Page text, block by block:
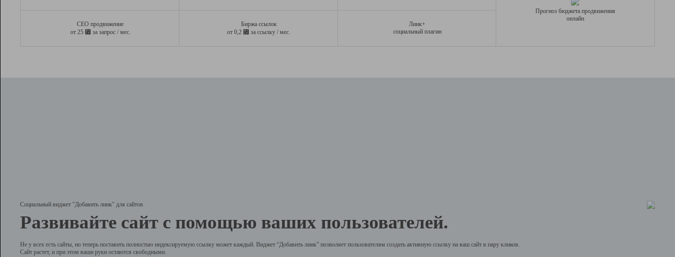
СЕО продвижение
от 25 ⃏ за запрос / мес.
Биржа ссылок
от 0,2 ⃏ за ссылку / мес.
Линк+
социальный плагин
Прогноз бюджета продвижения
онлайн
Социальный виджет "Добавить линк" для сайтов
Развивайте сайт с помощью ваших пользователей.
Не у всех есть сайты, но теперь поставить полностью индексируемую ссылку может каждый. Виджет “Добавить линк” позволяет пользователям создать активную ссылку на ваш сайт в пару кликов.
Сайт растет, и при этом ваши руки остаются свободными.